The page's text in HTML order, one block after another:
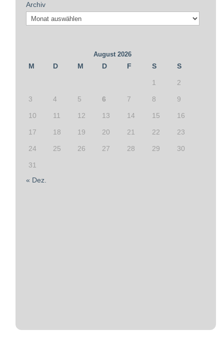
Archiv
August 2026
M D M D F S S
1 2
3 4 5 6 7 8 9
10 11 12 13 14 15 16
17 18 19 20 21 22 23
24 25 26 27 28 29 30
31
« Dez.